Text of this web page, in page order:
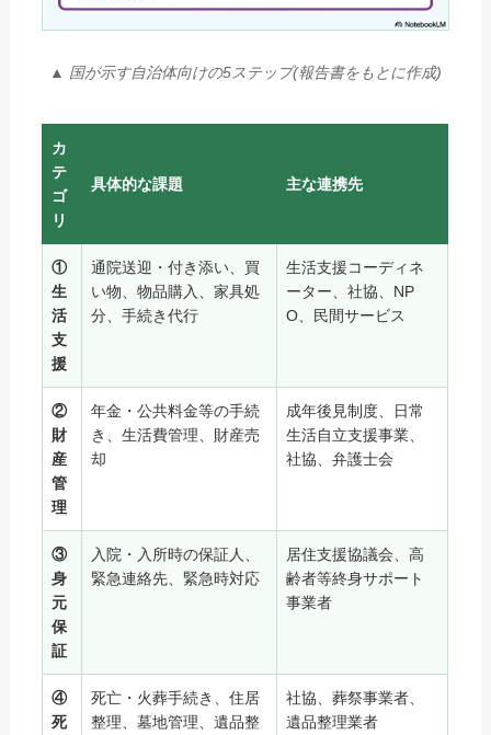
▲ 国が示す自治体向けの5ステップ(報告書をもとに作成)
カ
テ
ゴ
リ
具体的な課題 主な連携先
①
生
活
支
援
通院送迎・付き添い、買
い物、物品購入、家具処
分、手続き代行
生活支援コーディネ
ーター、社協、NP
O、民間サービス
②
財
産
管
理
年金・公共料金等の手続
き、生活費管理、財産売
却
成年後見制度、日常
生活自立支援事業、
社協、弁護士会
③
身
元
保
証
入院・入所時の保証人、
緊急連絡先、緊急時対応
居住支援協議会、高
齢者等終身サポート
事業者
④
死
死亡・火葬手続き、住居
整理、墓地管理、遺品整
社協、葬祭事業者、
遺品整理業者